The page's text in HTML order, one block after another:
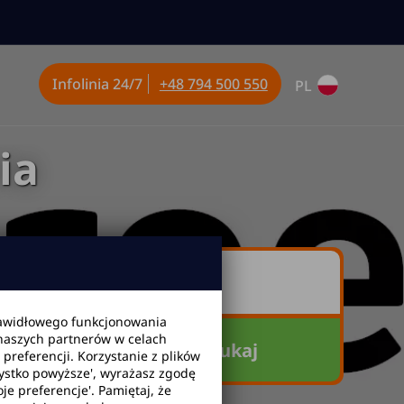
Szukaj
Infolinia 24/7 +48 794 500 550 PL
funkcjonowania
partnerów w celach
Korzystanie z plików
powyższe', wyrażasz zgodę
preferencje'. Pamiętaj, że